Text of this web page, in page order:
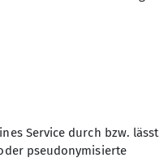
Service durch bzw. lässt
pseudonymisierte